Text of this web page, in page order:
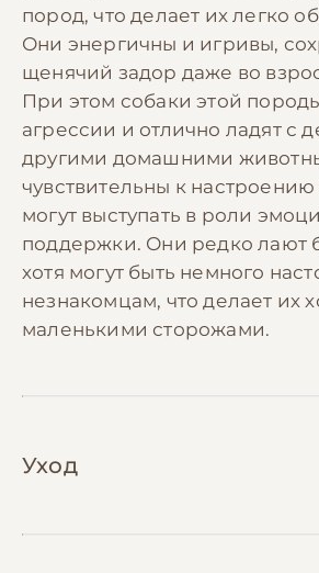
пород, что делает их легко
Они энергичны и игривы,
щенячий задор даже во
При этом собаки этой
агрессии и отлично ладят с
другими домашними
чувствительны к настроению
могут выступать в роли
поддержки. Они редко лают
хотя могут быть немного
незнакомцам, что делает их
маленькими сторожами.
Уход